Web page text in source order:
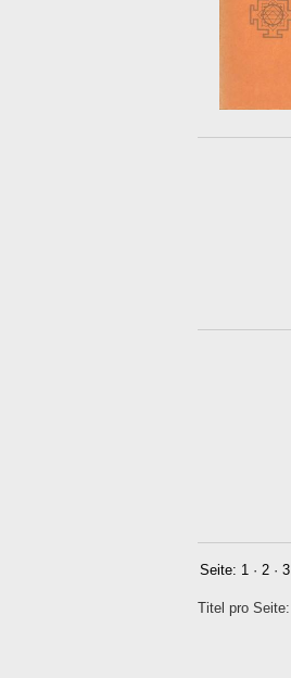
Seite: 1 · 2 · 3
Titel pro Seite: